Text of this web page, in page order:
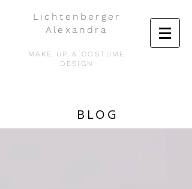
Lichtenberger
Alexandra
MAKE UP & COSTUME
DESIGN
BLOG